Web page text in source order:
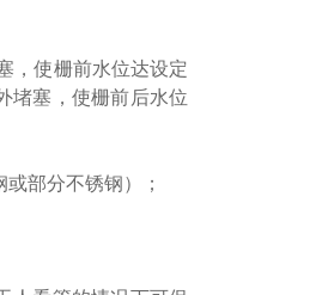
，使栅前水位达设定
堵塞，使栅前后水位
部分不锈钢）；